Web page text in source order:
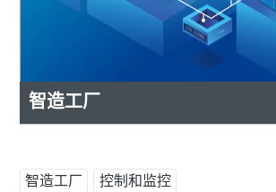
智造工厂
智造工厂 控制和监控